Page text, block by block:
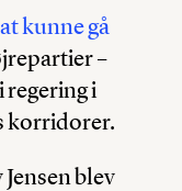
kunne gå
–
i
korridorer.
blev